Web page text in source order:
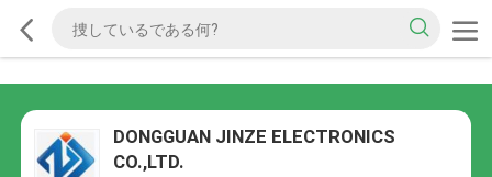
DONGGUAN JINZE ELECTRONICS
CO.,LTD.